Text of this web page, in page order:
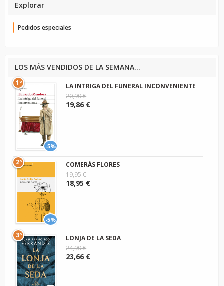
Explorar
Pedidos especiales
LOS MÁS VENDIDOS DE LA SEMANA...
-5%
1º
LA INTRIGA DEL FUNERAL INCONVENIENTE
20,90 €
19,86 €
-5%
2º
COMERÁS FLORES
19,95 €
18,95 €
3º
LONJA DE LA SEDA
24,90 €
23,66 €